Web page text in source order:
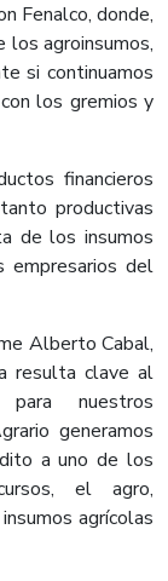
Fenalco, donde,
los agroinsumos,
si continuamos
los gremios y
financieros
productivas
de los insumos
empresarios del
Alberto Cabal,
resulta clave al
nuestros
generamos
a uno de los
el agro,
agrícolas